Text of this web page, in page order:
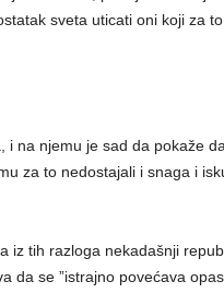
sveta uticati oni koji za
i na njemu je sad da pokaže
za to nedostajali i snaga i
iz tih razloga nekadašnji
da se ”istrajno povećava